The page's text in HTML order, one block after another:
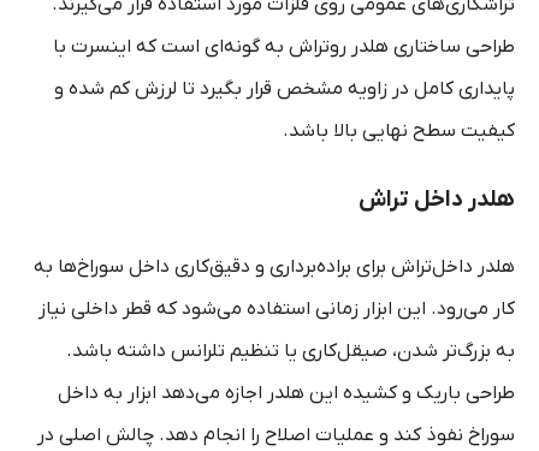
طراحی ساختاری هلدر روتراش به گونه‌ای است که اینسرت با
پایداری کامل در زاویه مشخص قرار بگیرد تا لرزش کم شده و
کیفیت سطح نهایی بالا باشد.
هلدر داخل‌ تراش
هلدر داخل‌تراش برای براده‌برداری و دقیق‌کاری داخل سوراخ‌ها به
کار می‌رود. این ابزار زمانی استفاده می‌شود که قطر داخلی نیاز
به بزرگ‌تر شدن، صیقل‌کاری یا تنظیم تلرانس داشته باشد.
طراحی باریک و کشیده این هلدر اجازه می‌دهد ابزار به داخل
سوراخ نفوذ کند و عملیات اصلاح را انجام دهد. چالش اصلی در